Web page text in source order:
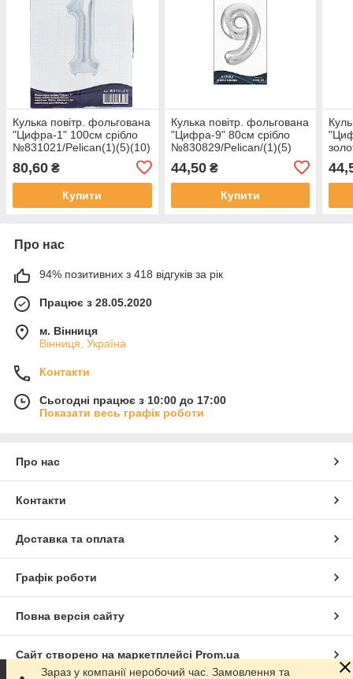
Кулька повітр. фольгована
"Цифра-1" 100см срібло
№831021/Pelican(1)(5)(10)
80,60 ₴
Купити
Кулька повітр. фольгована
"Цифра-9" 80см срібло
№830829/Pelican/(1)(5)
44,50₴
Купити
Про нас
94% позитивних з 418 відгуків за рік
Працює з 28.05.2020
м. Вінниця
Вінниця, Україна
Контакти
Сьогодні працює з 10:00 до 17:00
Показати весь графік роботи
Про нас
Контакти
Доставка та оплата
Графік роботи
Повна версія сайту
Сайт створено на маркетплейсі Prom.ua
Зараз у компанії неробочий час. Замовлення та